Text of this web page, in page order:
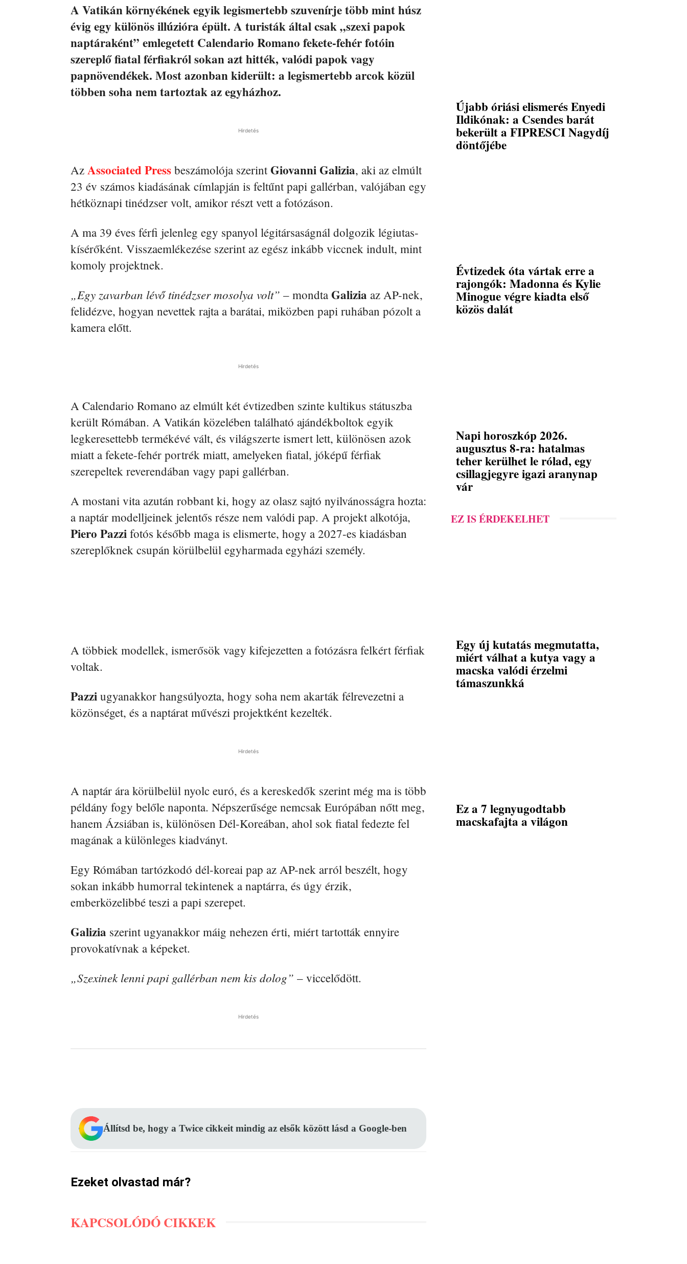
A Vatikán környékének egyik legismertebb szuvenírje több mint húsz
évig egy különös illúzióra épült. A turisták által csak „szexi papok
naptáraként” emlegetett Calendario Romano fekete-fehér fotóin
szereplő fiatal férfiakról sokan azt hitték, valódi papok vagy
papnövendékek. Most azonban kiderült: a legismertebb arcok közül
többen soha nem tartoztak az egyházhoz.
Hirdetés
Az Associated Press beszámolója szerintGiovanni Galizia, aki az elmúlt
23 év számos kiadásának címlapján is feltűnt papi gallérban, valójában egy
hétköznapi tinédzser volt, amikor részt vett a fotózáson.
A ma 39 éves férfi jelenleg egy spanyol légitársaságnál dolgozik légiutas-
kísérőként. Visszaemlékezése szerint az egész inkább viccnek indult, mint
komoly projektnek.
„Egy zavarban lévő tinédzser mosolya volt” – mondta Galizia az AP-nek,
felidézve, hogyan nevettek rajta a barátai, miközben papi ruhában pózolt a
kamera előtt.
Hirdetés
A Calendario Romano az elmúlt két évtizedben szinte kultikus státuszba
került Rómában. A Vatikán közelében található ajándékboltok egyik
legkeresettebb termékévé vált, és világszerte ismert lett, különösen azok
miatt a fekete-fehér portrék miatt, amelyeken fiatal, jóképű férfiak
szerepeltek reverendában vagy papi gallérban.
A mostani vita azután robbant ki, hogy az olasz sajtó nyilvánosságra hozta:
a naptár modelljeinek jelentős része nem valódi pap. A projekt alkotója,
Piero Pazzi fotós később maga is elismerte, hogy a 2027-es kiadásban
szereplőknek csupán körülbelül egyharmada egyházi személy.
A többiek modellek, ismerősök vagy kifejezetten a fotózásra felkért férfiak
voltak.
Pazzi ugyanakkor hangsúlyozta, hogy soha nem akarták félrevezetni a
közönséget, és a naptárat művészi projektként kezelték.
Hirdetés
A naptár ára körülbelül nyolc euró, és a kereskedők szerint még ma is több
példány fogy belőle naponta. Népszerűsége nemcsak Európában nőtt meg,
hanem Ázsiában is, különösen Dél-Koreában, ahol sok fiatal fedezte fel
magának a különleges kiadványt.
Egy Rómában tartózkodó dél-koreai pap az AP-nek arról beszélt, hogy
sokan inkább humorral tekintenek a naptárra, és úgy érzik,
emberközelibbé teszi a papi szerepet.
Galizia szerint ugyanakkor máig nehezen érti, miért tartották ennyire
provokatívnak a képeket.
„Szexinek lenni papi gallérban nem kis dolog” – viccelődött.
Hirdetés
Állítsd be, hogy a Twice cikkeit mindig az elsők között lásd a Google-ben
Ezeket olvastad már?
KAPCSOLÓDÓ CIKKEK
Újabb óriási elismerés Enyedi
Ildikónak: a Csendes barát
bekerült a FIPRESCI Nagydíj
döntőjébe
Évtizedek óta vártak erre a
rajongók: Madonna és Kylie
Minogue végre kiadta első
közös dalát
Napi horoszkóp 2026.
augusztus 8-ra: hatalmas
teher kerülhet le rólad, egy
csillagjegyre igazi aranynap
vár
EZ IS ÉRDEKELHET
Egy új kutatás megmutatta,
miért válhat a kutya vagy a
macska valódi érzelmi
támaszunkká
Ez a 7 legnyugodtabb
macskafajta a világon